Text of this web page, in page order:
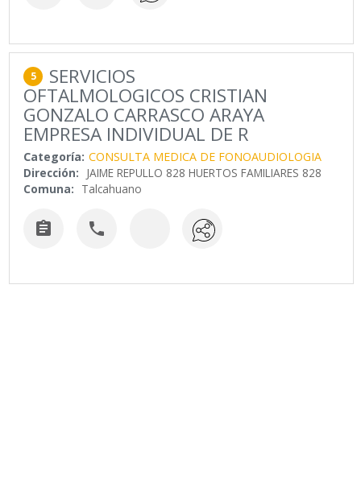
5 SERVICIOS
OFTALMOLOGICOS CRISTIAN
GONZALO CARRASCO ARAYA
EMPRESA INDIVIDUAL DE R
Categoría: CONSULTA MEDICA DE FONOAUDIOLOGIA
Dirección: JAIME REPULLO 828 HUERTOS FAMILIARES 828
Comuna: Talcahuano
 